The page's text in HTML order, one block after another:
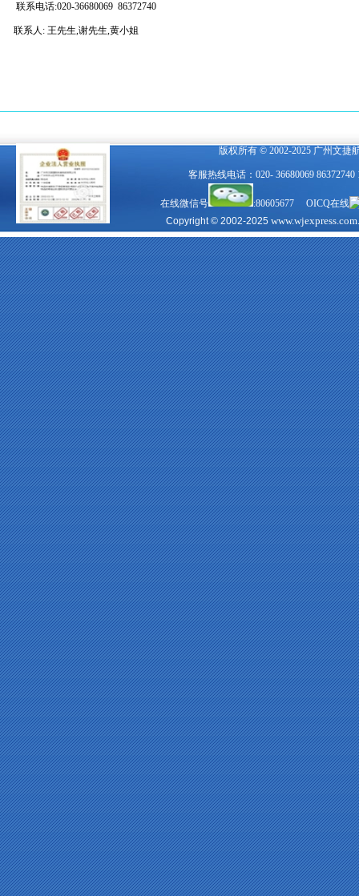
联系电话:020-36680069 86372740
联系人: 王先生,谢先生,黄小姐
版权所有 © 2002-2025 广州文捷
客服热线电话：020- 36680069
在线微信号
:80605677 OICQ在线
Copyright © 2002-2025 www.wjexpress.com